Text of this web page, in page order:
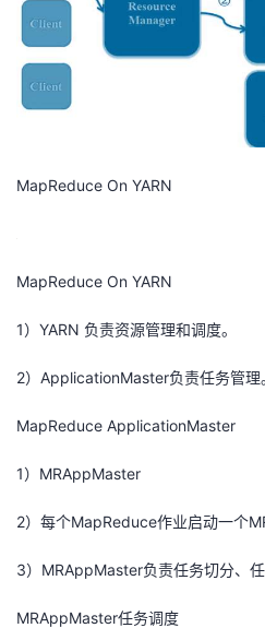
MapReduce On YARN
MapReduce On YARN
1）YARN 负责资源管理和调度。
2）ApplicationMaster负责任务管理
MapReduce ApplicationMaster
1）MRAppMaster
2）每个MapReduce作业启动一个
3）MRAppMaster负责任务切分、
MRAppMaster任务调度